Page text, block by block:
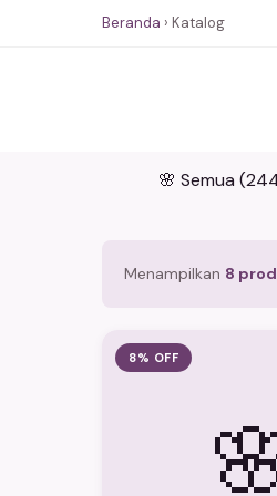
Beranda › Katalog
🌸 Semua
Menampilkan 8
8% OFF